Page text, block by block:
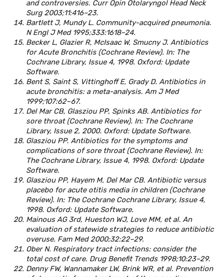
and controversies. Curr Opin Otolaryngol Head Neck
Surg 2003;11:416–23.
Bartlett J, Mundy L. Community-acquired pneumonia.
N Engl J Med 1995;333:1618–24.
Becker L, Glazier R, McIsaac W, Smucny J. Antibiotics
for Acute Bronchitis (Cochrane Review). In: The
Cochrane Library, Issue 4, 1998. Oxford: Update
Software.
Bent S, Saint S, Vittinghoff E, Grady D. Antibiotics in
acute bronchitis: a meta-analysis. Am J Med
1999;107:62–67.
Del Mar CB, Glasziou PP, Spinks AB. Antibiotics for
sore throat (Cochrane Review). In: The Cochrane
Library, Issue 2, 2000. Oxford: Update Software.
Glasziou PP. Antibiotics for the symptoms and
complications of sore throat (Cochrane Review). In:
The Cochrane Library, Issue 4, 1998. Oxford: Update
Software.
Glasziou PP, Hayem M, Del Mar CB. Antibiotic versus
placebo for acute otitis media in children (Cochrane
Review). In: The Cochrane Cochrane Library, Issue 4,
1998. Oxford: Update Software.
Mainous AG 3rd, Hueston WJ, Love MM, et al. An
evaluation of statewide strategies to reduce antibiotic
overuse. Fam Med 2000;32:22–29.
Ober N. Respiratory tract infections: consider the
total cost of care. Drug Benefit Trends 1998;10:23–29.
Denny FW, Wannamaker LW, Brink WR, et al. Prevention